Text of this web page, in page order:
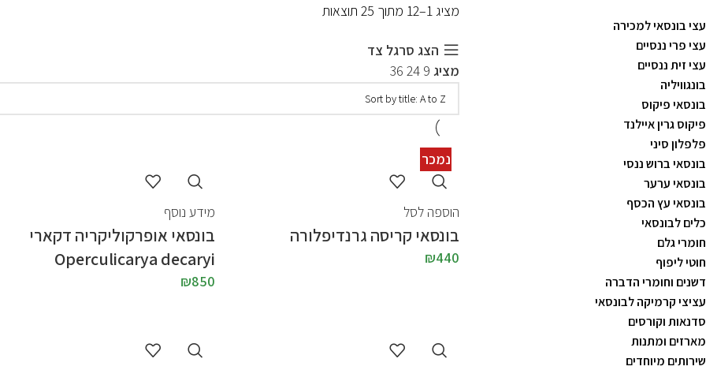
עצי בונסאי למכירה
עצי פרי ננסיים
עצי זית ננסיים
בונגוויליה
בונסאי פיקוס
פיקוס גרין איילנד
פלפלון סיני
בונסאי ברוש ננסי
בונסאי ערער
בונסאי עץ הכסף
כלים לבונסאי
חומרי גלם
חוטי ליפוף
דשנים וחומרי הדברה
עציצי קרמיקה לבונסאי
סדנאות וקורסים
מארזים ומתנות
שירותים מיוחדים
מציג 1–12 מתוך 25 תוצאות
הצג סרגל צד
מציג 9
24
36
הוספה לסל
בונסאי קריסה גרנדיפלורה
₪440
נמכר
מידע נוסף
בונסאי אופרקוליקריה דקארי
Operculicarya decaryi
₪850
נמכר
נמכר